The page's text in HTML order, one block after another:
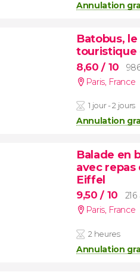
Annulation
Batobus,
touristique
8,60/ 10
Paris France
1 jour - 2 jours
Annulation
Balade en
avec repas
Eiffel
9,50/ 10
216
Paris, France
2 heures
Annulation